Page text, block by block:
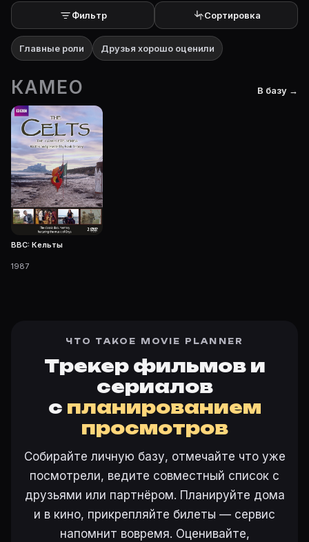
Фильтр Сортировка
Главные роли Друзья хорошо оценили
КАМЕО В базу →
BBC: Кельты
1987
ЧТО ТАКОЕ MOVIE PLANNER
Трекер фильмов и
сериалов
с планированием
просмотров
Собирайте личную базу, отмечайте что уже
посмотрели, ведите совместный список с
друзьями или партнёром. Планируйте дома
и в кино, прикрепляйте билеты — сервис
напомнит вовремя. Оценивайте,